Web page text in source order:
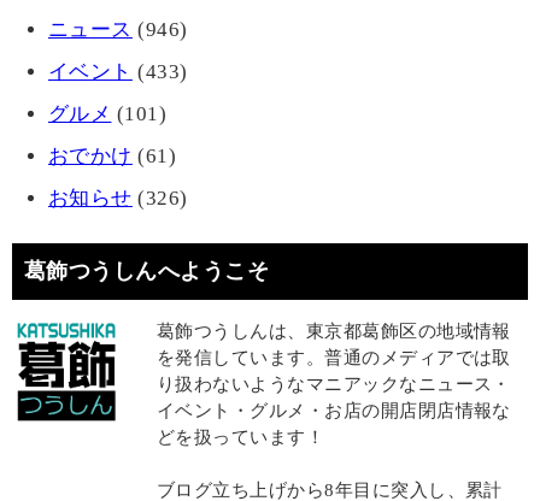
ニュース (946)
イベント (433)
グルメ (101)
おでかけ (61)
お知らせ (326)
葛飾つうしんへようこそ
葛飾つうしんは、東京都葛飾区の地域情報
を発信しています。普通のメディアでは取
り扱わないようなマニアックなニュース・
イベント・グルメ・お店の開店閉店情報な
どを扱っています！
ブログ立ち上げから8年目に突入し、累計